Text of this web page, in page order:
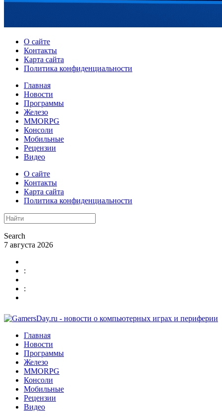
О сайте
Контакты
Карта сайта
Политика конфиденциальности
Главная
Новости
Программы
Железо
MMORPG
Консоли
Мобильные
Рецензии
Видео
О сайте
Контакты
Карта сайта
Политика конфиденциальности
Search
7 августа 2026
:
:
Главная
Новости
Программы
Железо
MMORPG
Консоли
Мобильные
Рецензии
Видео